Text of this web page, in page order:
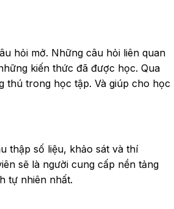
hỏi mở. Những câu hỏi liên quan
kiến thức đã được học. Qua
thú trong học tập. Và giúp cho học
thập số liệu, khảo sát và thí
sẽ là người cung cấp nền tảng
tự nhiên nhất.